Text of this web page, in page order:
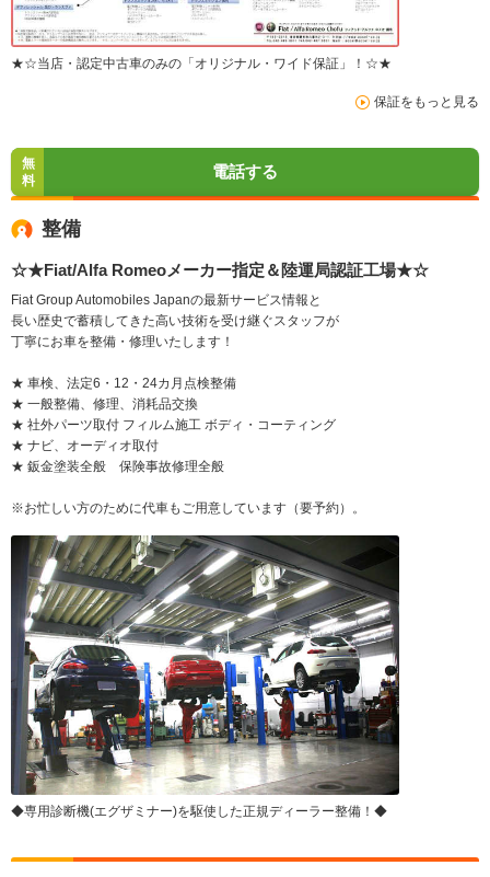
★☆当店・認定中古車のみの「オリジナル・ワイド保証」！☆★
保証をもっと見る
無
料
電話する
整備
☆★Fiat/Alfa Romeoメーカー指定＆陸運局認証工場★☆
Fiat Group Automobiles Japanの最新サービス情報と
長い歴史で蓄積してきた高い技術を受け継ぐスタッフが
丁寧にお車を整備・修理いたします！
★ 車検、法定6・12・24カ月点検整備
★ 一般整備、修理、消耗品交換
★ 社外パーツ取付 フィルム施工 ボディ・コーティング
★ ナビ、オーディオ取付
★ 鈑金塗装全般 保険事故修理全般
※お忙しい方のために代車もご用意しています（要予約）。
◆専用診断機(エグザミナー)を駆使した正規ディーラー整備！◆